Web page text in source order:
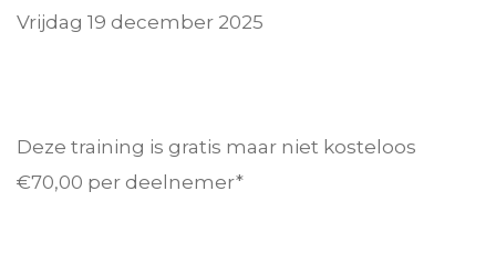
Vrijdag 19 december 2025
Deze training is gratis maar niet kosteloos
€70,00 per deelnemer*